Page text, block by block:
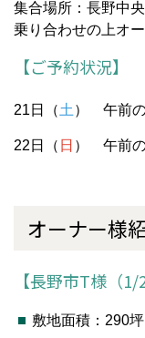
集合場所：長野中
乗り合わせの上オ
【ご予約状況】
21日（土 ） 午前の
22日（ 日 ） 午前の
オーナー様
【長野市T様（1/
敷地面積：290坪